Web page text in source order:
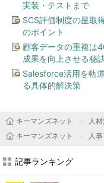
実装・テストまで
SCS評価制度の星取
のポイント
顧客データの重複は
成果を向上させる秘
Salesforce活用を軌
る具体的解決策
キーマンズネット 人
キーマンズネット
人事
記事ランキング